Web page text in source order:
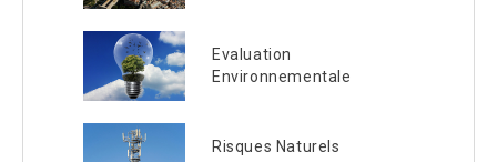
Evaluation
Environnementale
Risques Naturels